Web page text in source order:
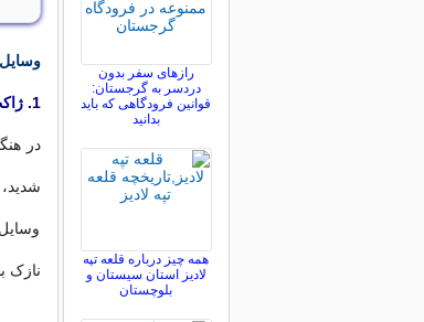
1. ژاکت فوق سبک بارانی
در
نازک
رازهای سفر بدون
دردسر به گرجستان:
قوانین فرودگاهی که باید
بدانید
همه چیز درباره قلعه تپه
لادیز استان سیستان و
بلوچستان